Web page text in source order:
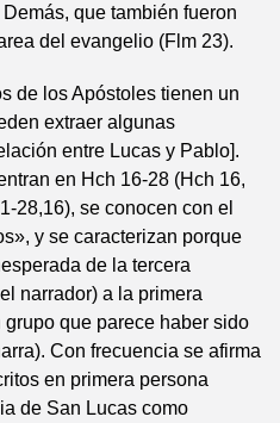
que también fueron
del evangelio (Flm 23).
de los Apóstoles tienen un
extraer algunas
entre Lucas y Pablo].
en Hch 16-28 (Hch 16,
28,16), se conocen con el
y se caracterizan porque
de la tercera
narrador) a la primera
que parece haber sido
Con frecuencia se afirma
en primera persona
de San Lucas como